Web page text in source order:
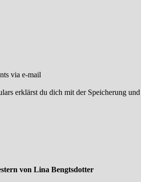
via e-mail
erklärst du dich mit der Speicherung
von Lina Bengtsdotter